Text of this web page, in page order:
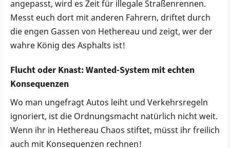
angepasst, wird es Zeit für illegale Straßenrennen.
Messt euch dort mit anderen Fahrern, driftet durch
die engen Gassen von Hethereau und zeigt, wer der
wahre König des Asphalts ist!
Flucht oder Knast: Wanted-System mit echten
Konsequenzen
Wo man ungefragt Autos leiht und Verkehrsregeln
ignoriert, ist die Ordnungsmacht natürlich nicht weit.
Wenn ihr in Hethereau Chaos stiftet, müsst ihr freilich
auch mit Konsequenzen rechnen!